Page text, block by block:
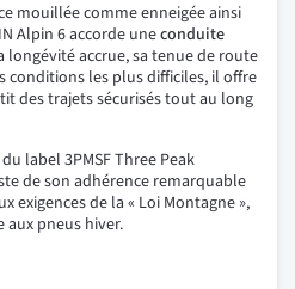
mouillée comme enneigée ainsi
Alpin 6 accorde uneconduite
longévité accrue, sa tenue de route
conditions les plus difficiles, il offre
des trajets sécurisés tout au long
label 3PMSF Three Peak
de son adhérence remarquable
exigences de la « Loi Montagne »,
aux pneus hiver.